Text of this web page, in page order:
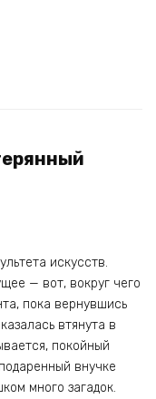
искусств.
— вот, вокруг чего
пока вернувшись
втянута в
покойный
внучке
много загадок.